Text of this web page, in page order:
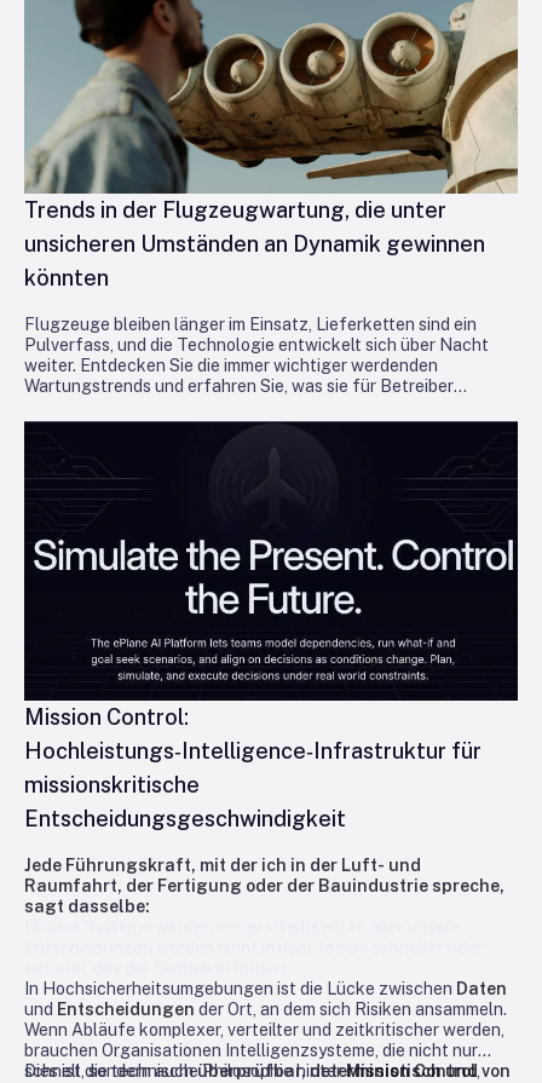
Trends in der Flugzeugwartung, die unter
unsicheren Umständen an Dynamik gewinnen
könnten
Flugzeuge bleiben länger im Einsatz, Lieferketten sind ein
Pulverfass, und die Technologie entwickelt sich über Nacht
weiter. Entdecken Sie die immer wichtiger werdenden
Wartungstrends und erfahren Sie, was sie für Betreiber
Mission Control:
Hochleistungs‑Intelligence‑Infrastruktur für
missionskritische
Entscheidungsgeschwindigkeit
Jede Führungskraft, mit der ich in der Luft- und
Raumfahrt, der Fertigung oder der Bauindustrie spreche,
sagt dasselbe:
In Hochsicherheitsumgebungen ist die Lücke zwischen Daten
und Entscheidungen der Ort, an dem sich Risiken ansammeln.
Wenn Abläufe komplexer, verteilter und zeitkritischer werden,
brauchen Organisationen Intelligenzsysteme, die nicht nur
schnell, sondern auchüberprüfbar, deterministisch und von
Dies ist die technische Philosophie hinterMission Control